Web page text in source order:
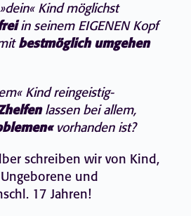
Kind möglichst
in seinem EIGENEN Kopf
bestmöglich umgehen
Kind reingeistig-
lassen bei allem,
vorhanden ist?
schreiben wir von Kind,
und
17 Jahren!